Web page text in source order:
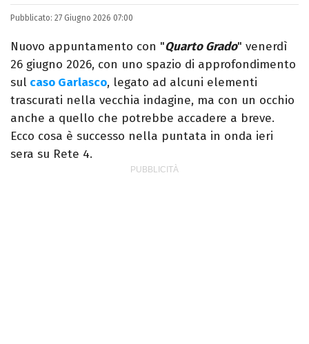
Laureata in Linguaggi dei Media, amo il
giornalismo, il calcio, la TV e la moda, dove
cerco sempre le ultime tendenze.
Pubblicato: 27 Giugno 2026 07:00
Nuovo appuntamento con "Quarto Grado" venerdì
26 giugno 2026, con uno spazio di approfondimento
sul caso Garlasco, legato ad alcuni elementi
trascurati nella vecchia indagine, ma con un occhio
anche a quello che potrebbe accadere a breve.
Ecco cosa è successo nella puntata in onda ieri
sera su Rete 4.